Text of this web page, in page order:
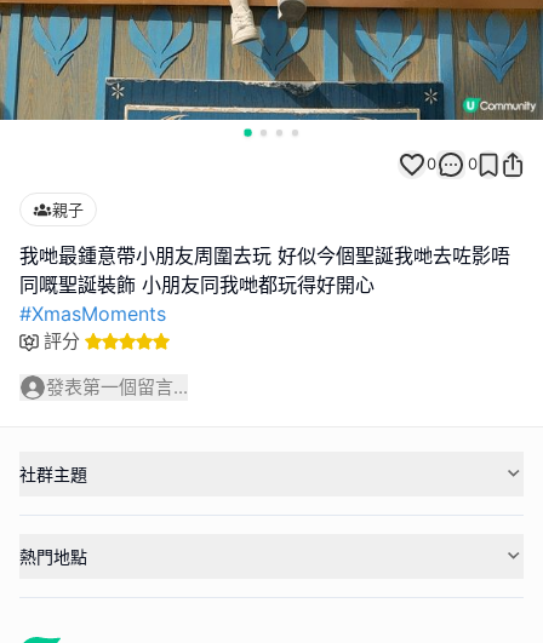
0 0
親子
我哋最鍾意帶小朋友周圍去玩 好似今個聖誕我哋去咗影唔
#XmasMoments
評分
發表第一個留言...
社群主題
熱門地點